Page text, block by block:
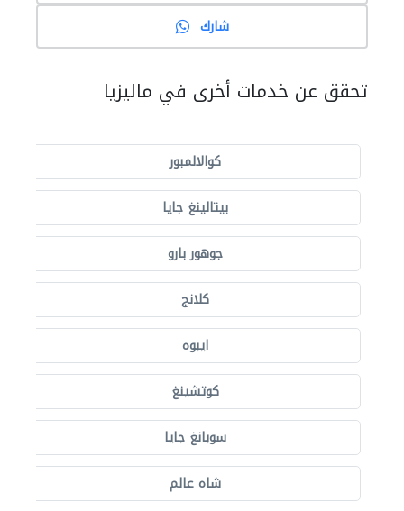
شارك
تحقق عن خدمات أخرى في ماليزيا
كوالالمبور
بيتالينغ جايا
جوهور بارو
كلانج
ايبوه
كوتشينغ
سوبانغ جايا
شاه عالم